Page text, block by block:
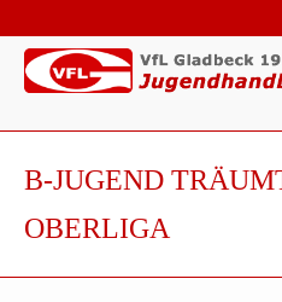
B-JUGEND
OBERLIGA